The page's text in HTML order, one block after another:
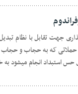
جهت تقابل با نظام
در این خصوص چند نکته را بیان نمایم: ۱- حملاتی
حس استبداد انجام میشود